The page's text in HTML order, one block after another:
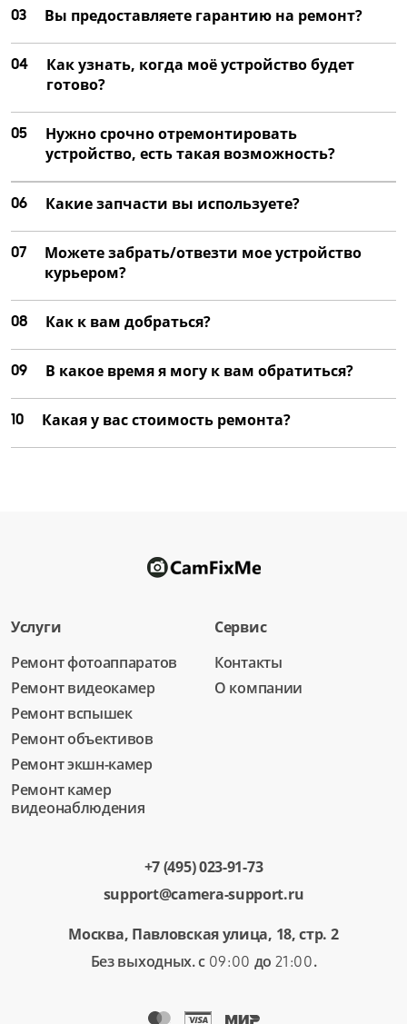
03 Вы предоставляете гарантию на ремонт?
04
Как узнать, когда моё устройство будет
готово?
05
Нужно срочно отремонтировать
устройство, есть такая возможность?
06 Какие запчасти вы используете?
07
Можете забрать/отвезти мое устройство
курьером?
08 Как к вам добраться?
09 В какое время я могу к вам обратиться?
10 Какая у вас стоимость ремонта?
Услуги
Ремонт фотоаппаратов
Ремонт видеокамер
Ремонт вспышек
Ремонт объективов
Ремонт экшн-камер
Ремонт камер
видеонаблюдения
Сервис
Контакты
О компании
+7 (495) 023-91-73
support@camera-support.ru
Москва, Павловская улица, 18, стр. 2
Без выходных. с 09:00 до 21:00.